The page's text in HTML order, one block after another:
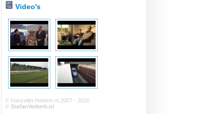
Video's
© Hanzelijn-Hattem.nl 2007 - 2026
© StefanVerkerk.nl